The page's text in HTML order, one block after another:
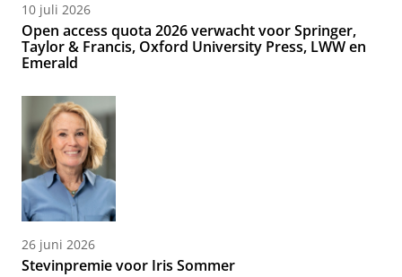
10 juli 2026
Open access quota 2026 verwacht voor Springer,
Taylor & Francis, Oxford University Press, LWW en
Emerald
26 juni 2026
Stevinpremie voor Iris Sommer